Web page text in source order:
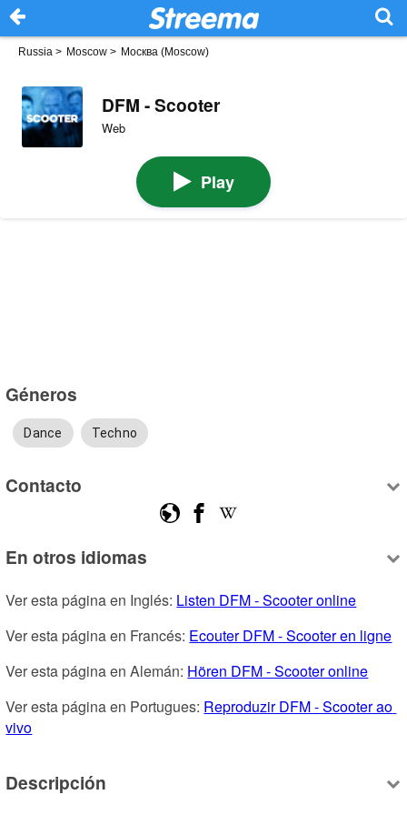
Russia > Moscow > Москва (Moscow)
DFM - Scooter
Web
Play
Géneros
Dance Techno
Contacto
En otros idiomas
Ver esta página en Inglés: Listen DFM - Scooter online
Ver esta página en Francés: Ecouter DFM - Scooter en ligne
Ver esta página en Alemán: Hören DFM - Scooter online
Ver esta página en Portugues: Reproduzir DFM - Scooter ao
vivo
Descripción